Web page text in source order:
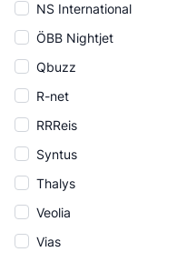
NS International
ÖBB Nightjet
Qbuzz
R-net
RRReis
Syntus
Thalys
Veolia
Vias